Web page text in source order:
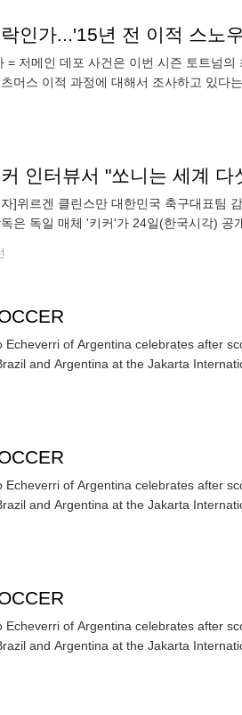
인가...'15년 전 이적 스노
= 저메인 데포 사건은 이번 시즌 토트넘
머스 이적 과정에 대해서 조사하고 있다
]위르겐 클린스만 대한민국 축구대표팀
은 독일 매체 '키커'가 24일(한국시각) 공
Echeverri of Argentina celebrates after
and Argentina at the Jakarta
Echeverri of Argentina celebrates after
and Argentina at the Jakarta
Echeverri of Argentina celebrates after
and Argentina at the Jakarta